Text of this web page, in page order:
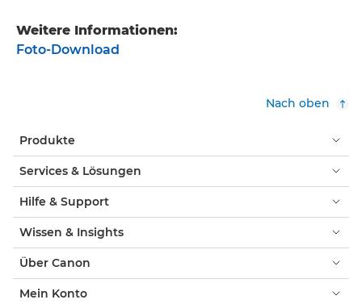
Weitere Informationen:
Foto-Download
Nach oben
Produkte
Services & Lösungen
Hilfe & Support
Wissen & Insights
Über Canon
Mein Konto